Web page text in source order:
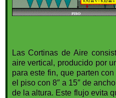
Las Cortinas de Aire
aire vertical, producido por
para este fin, que parten
el piso con 8″ a 15″ de
de la altura. Este flujo evita